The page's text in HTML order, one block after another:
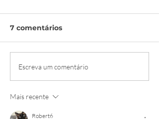
Quais as diferenças do
exame físico e
paciente idoso?
7 comentários
Escreva um comentário
Mais recente
Robert6